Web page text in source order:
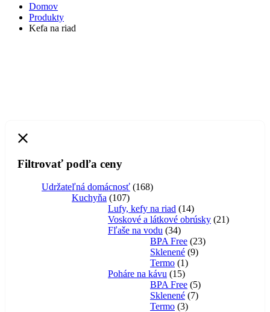
Domov
Produkty
Kefa na riad
Filtrovať podľa ceny
Udržateľná domácnosť 168168
Kuchyňa 107107
produktov
Lufy, kefy na riad 1414
produktov
Voskové a látkové obrúsky 2121
Fľaše na vodu 3434
produktov
BPA Free 2323
Sklenené 99
Termo 11
produkt
Poháre na kávu 1515
produktov
BPA Free 55
produktov
Sklenené 77
Termo 33